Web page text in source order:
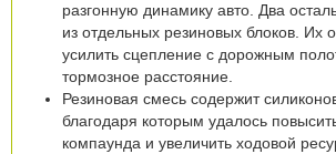
разгонную динамику авто. Два
из отдельных резиновых блоков. Их
усилить сцепление с дорожным
тормозное расстояние.
Резиновая смесь содержит
благодаря которым удалось
компаунда и увеличить ходовой